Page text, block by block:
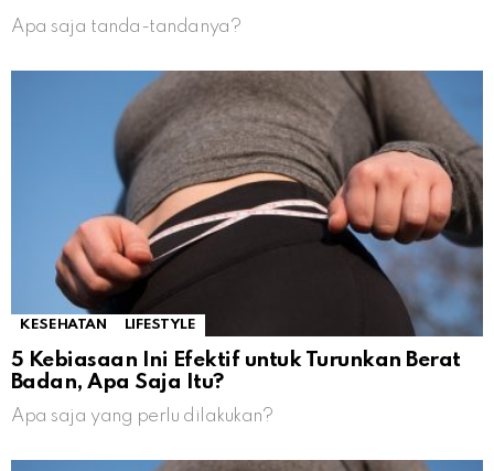
Apa saja tanda-tandanya?
KESEHATAN LIFESTYLE
5 Kebiasaan Ini Efektif untuk Turunkan Berat
Badan, Apa Saja Itu?
Apa saja yang perlu dilakukan?